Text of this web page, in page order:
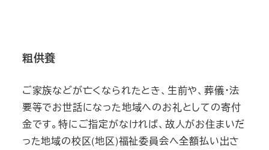
粗供養
ご家族などが亡くなられたとき、生前や、葬儀・法
要等でお世話になった地域へのお礼としての寄付
金です。特にご指定がなければ、故人がお住まいだ
った地域の校区(地区)福祉委員会へ全額払い出さ